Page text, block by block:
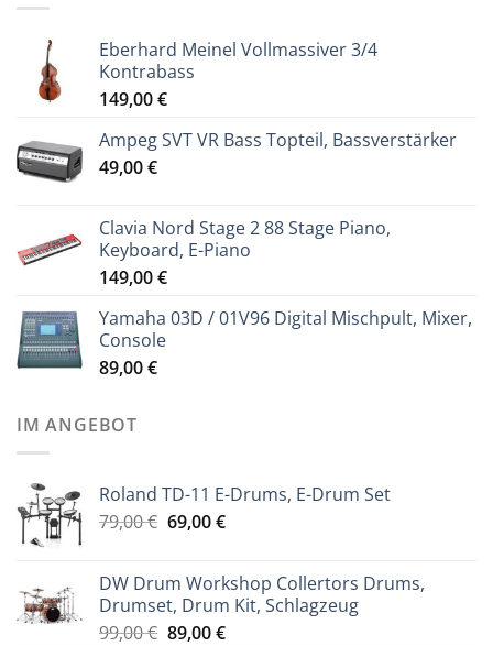
Eberhard Meinel Vollmassiver 3/4
Kontrabass
149,00€
Ampeg SVT VR Bass Topteil, Bassverstärker
49,00€
Clavia Nord Stage 2 88 Stage Piano,
Keyboard, E-Piano
149,00€
Yamaha 03D / 01V96 Digital Mischpult, Mixer,
Console
89,00€
IM ANGEBOT
Roland TD-11 E-Drums, E-Drum Set
79,00€ Ursprünglicher
79,00 €
69,00€Aktueller
69,00 €.
DW Drum Workshop Collertors Drums,
Drumset, Drum Kit, Schlagzeug
99,00€ Ursprünglicher
89,00€Aktueller